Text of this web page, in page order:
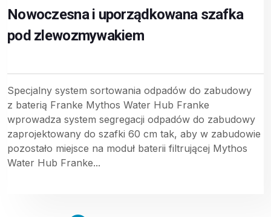
Nowoczesna i uporządkowana szafka
pod zlewozmywakiem
Specjalny system sortowania odpadów do zabudowy
z baterią Franke Mythos Water Hub Franke
wprowadza system segregacji odpadów do zabudowy
zaprojektowany do szafki 60 cm tak, aby w zabudowie
pozostało miejsce na moduł baterii filtrującej Mythos
Water Hub Franke...